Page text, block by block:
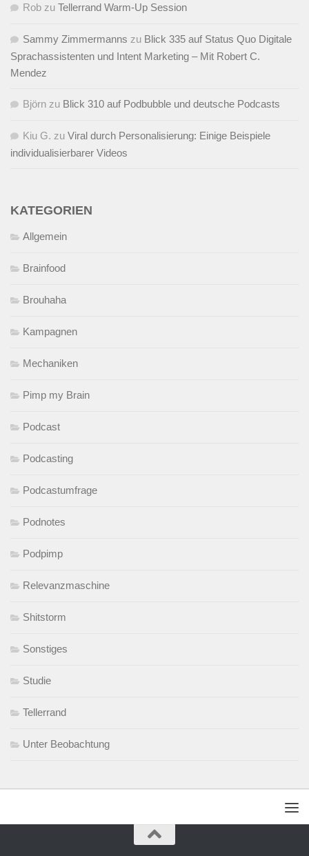
Rob zu Tellerrand Warm-Up Session
Sammy Zimmermanns zu Blick 335 auf Status Quo Digitale
Sprachassistenten und Intent Marketing – Mit Robert C.
Mendez
Björn zu Blick 310 auf Podbubble und deutsche Podcasts
Kiu G. zu Viral durch Personalisierung: Einige Beispiele
individualisierbarer Videos
KATEGORIEN
Allgemein
Brainfood
Brouhaha
Kampagnen
Mechaniken
Pimp my Brain
Podcast
Podcasting
Podcastumfrage
Podnotes
Podpimp
Relevanzmaschine
Shitstorm
Sonstiges
Studie
Tellerrand
Unter Beobachtung